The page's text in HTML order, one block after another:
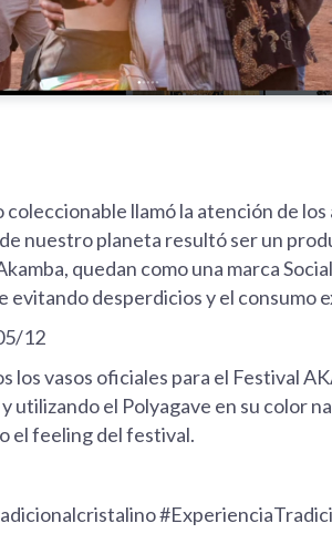
llamó la atención de
nuestro planeta resultó ser un
quedan como una marca
evitando desperdicios y el consumo
12
los vasos oficiales para el Festival
utilizando el Polyagave en su color
el feeling del festival.